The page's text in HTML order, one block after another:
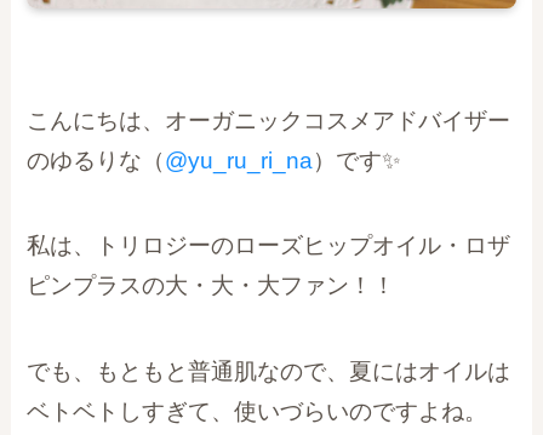
こんにちは、オーガニックコスメアドバイザー
のゆるりな（@yu_ru_ri_na）です✨
私は、トリロジーのローズヒップオイル・ロザ
ピンプラスの大・大・大ファン！！
でも、もともと普通肌なので、夏にはオイルは
ベトベトしすぎて、使いづらいのですよね。